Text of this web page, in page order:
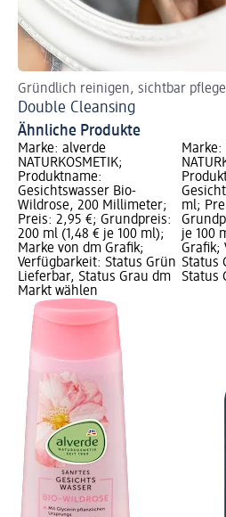
Gründlich reinigen, sichtbar
Double Cleansing
Ähnliche Produkte
Marke: alverde
NATURKOSMETIK;
Produktname:
Gesichtswasser Bio-
Wildrose, 200 Millimeter;
Preis: 2,95 €; Grundpreis:
200 ml (1,48 € je 100 ml);
Marke von dm Grafik;
Verfügbarkeit: Status Grün
Lieferbar, Status Grau dm
Markt wählen
Marke:
ml;
je 100
Grafik;
Status
Status